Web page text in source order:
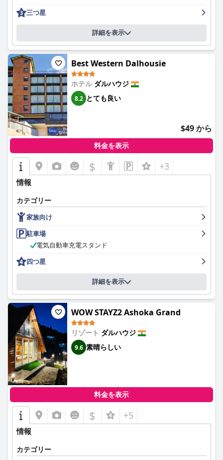
三つ星
詳細を表示
Best Western Dalhousie
ホテル ダルハウジ
8.2 とても良い
$49 から
料金を表示
$ +3
情報
カテゴリー
家族向け
駐車場
電気自動車充電スタンド
四つ星
詳細を表示
WOW STAYZ2 Ashoka Grand
リゾート ダルハウジ
9.6 素晴らしい
料金を表示
$ +5
情報
カテゴリー